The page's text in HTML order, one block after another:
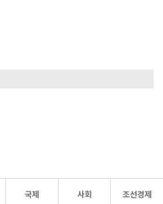
국제 사회 조선경제